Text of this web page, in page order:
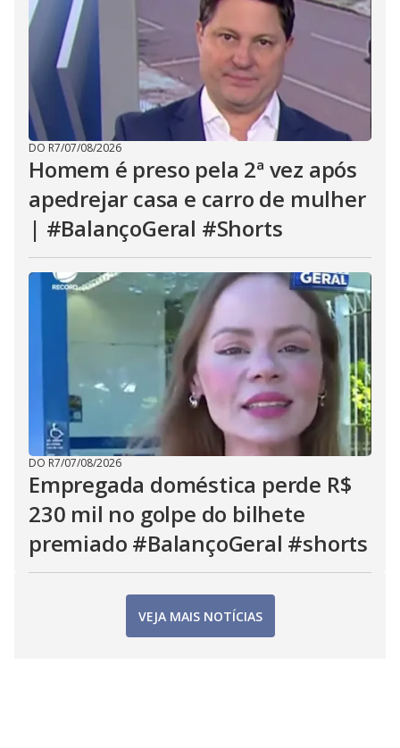
DO R7/07/08/2026
Homem é preso pela 2ª vez após
apedrejar casa e carro de mulher
| #BalançoGeral #Shorts
DO R7/07/08/2026
Empregada doméstica perde R$
230 mil no golpe do bilhete
premiado #BalançoGeral #shorts
VEJA MAIS NOTÍCIAS